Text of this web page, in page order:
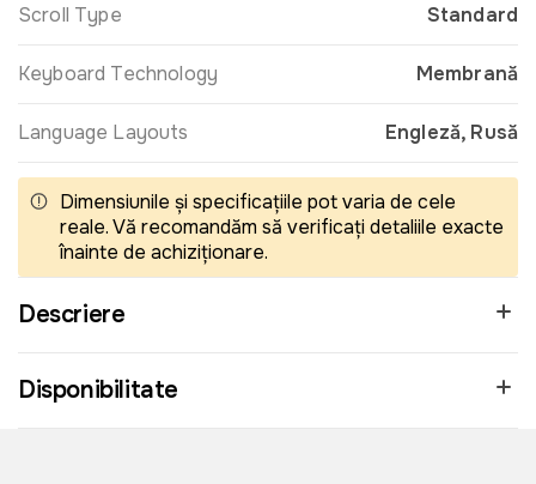
Scroll Type Standard
Keyboard Technology Membrană
Language Layouts Engleză, Rusă
Dimensiunile și specificațiile pot varia de cele
reale. Vă recomandăm să verificați detaliile exacte
înainte de achiziționare.
Descriere
Disponibilitate